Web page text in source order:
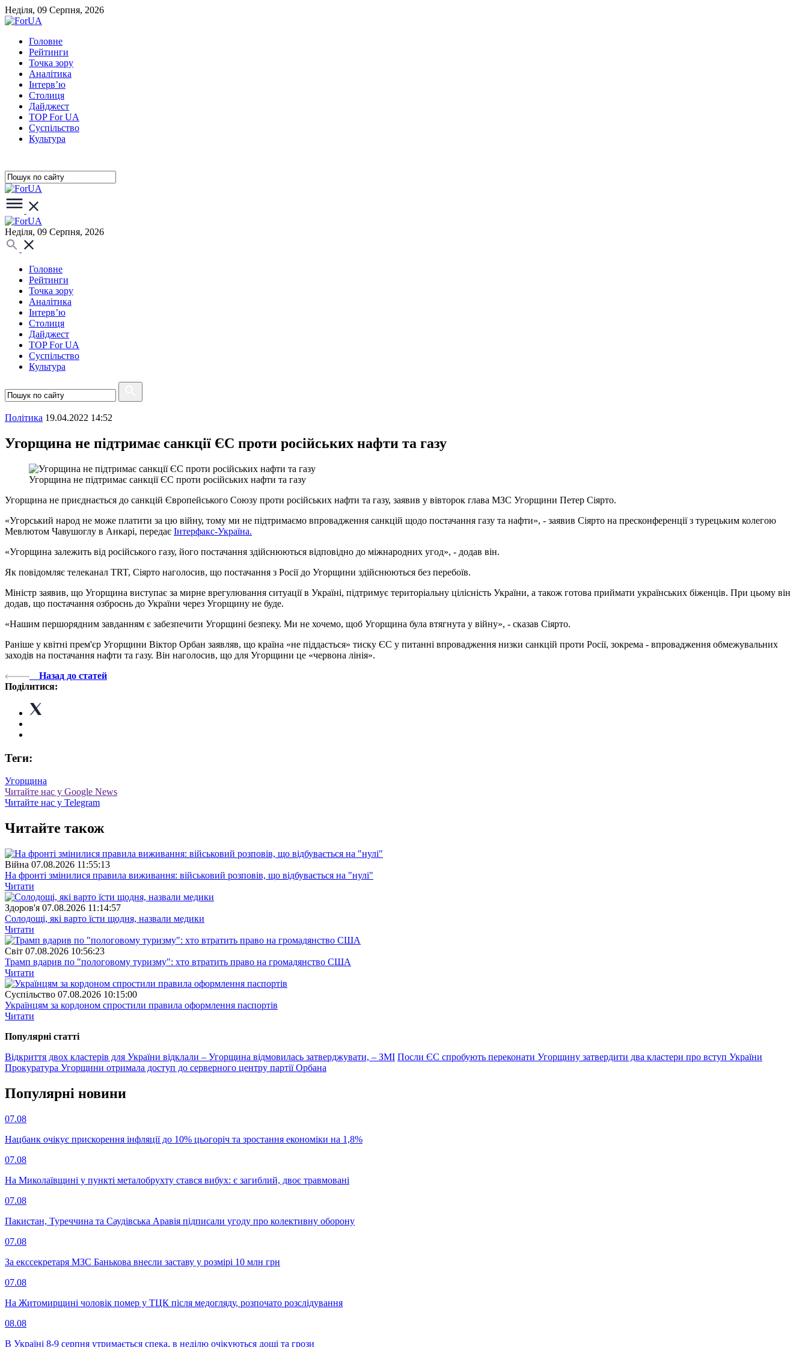
Неділя, 09 Серпня, 2026
Головне
Рейтинги
Точка зору
Аналітика
Інтерв’ю
Столиця
Дайджест
TOP For UA
Суспiльство
Культура
Неділя, 09 Серпня, 2026
Головне
Рейтинги
Точка зору
Аналітика
Інтерв’ю
Столиця
Дайджест
TOP For UA
Суспiльство
Культура
Полiтика 19.04.2022 14:52
Угорщина не підтримає санкції ЄС проти російських нафти та газу
Угорщина не підтримає санкції ЄС проти російських нафти та газу
Угорщина не приєднається до санкцій Європейського Союзу проти російських нафти та газу, заявив у вівторок глава МЗС Угорщини Петер Сіярто.
«Угорський народ не може платити за цю війну, тому ми не підтримаємо впровадження санкцій щодо постачання газу та нафти», - заявив Сіярто на пресконференції з турецьким колегою
Мевлютом Чавушоглу в Анкарі, передає Інтерфакс-Україна.
«Угорщина залежить від російського газу, його постачання здійснюються відповідно до міжнародних угод», - додав він.
Як повідомляє телеканал TRT, Сіярто наголосив, що постачання з Росії до Угорщини здійснюються без перебоїв.
Міністр заявив, що Угорщина виступає за мирне врегулювання ситуації в Україні, підтримує територіальну цілісність України, а також готова приймати українських біженців. При цьому він
додав, що постачання озброєнь до України через Угорщину не буде.
«Нашим першорядним завданням є забезпечити Угорщині безпеку. Ми не хочемо, щоб Угорщина була втягнута у війну», - сказав Сіярто.
Раніше у квітні прем'єр Угорщини Віктор Орбан заявляв, що країна «не піддасться» тиску ЄС у питанні впровадження низки санкцій проти Росії, зокрема - впровадження обмежувальних
заходів на постачання нафти та газу. Він наголосив, що для Угорщини це «червона лінія».
Назад до статей
Поділитися:
Теги:
Угорщина
Читайте нас у Google News
Читайте нас у Telegram
Читайте також
Війна 07.08.2026 11:55:13
На фронті змінилися правила виживання: військовий розповів, що відбувається на "нулі"
Читати
Здоров'я 07.08.2026 11:14:57
Солодощі, які варто їсти щодня, назвали медики
Читати
Свiт 07.08.2026 10:56:23
Трамп вдарив по "пологовому туризму": хто втратить право на громадянство США
Читати
Суспiльство 07.08.2026 10:15:00
Українцям за кордоном спростили правила оформлення паспортів
Читати
Популярнi статтi
Відкриття двох кластерів для України відклали – Угорщина відмовилась затверджувати, – ЗМІ Посли ЄС спробують переконати Угорщину затвердити два кластери про вступ України
Прокуратура Угорщини отримала доступ до серверного центру партії Орбана
Популярнi новини
07.08
Нацбанк очікує прискорення інфляції до 10% цьогоріч та зростання економіки на 1,8%
07.08
На Миколаївщині у пункті металобрухту стався вибух: є загиблий, двоє травмовані
07.08
Пакистан, Туреччина та Саудівська Аравія підписали угоду про колективну оборону
07.08
За екссекретаря МЗС Банькова внесли заставу у розмірі 10 млн грн
07.08
На Житомирщині чоловік помер у ТЦК після медогляду, розпочато розслідування
08.08
В Україні 8-9 серпня утримається спека, в неділю очікуються дощі та грози